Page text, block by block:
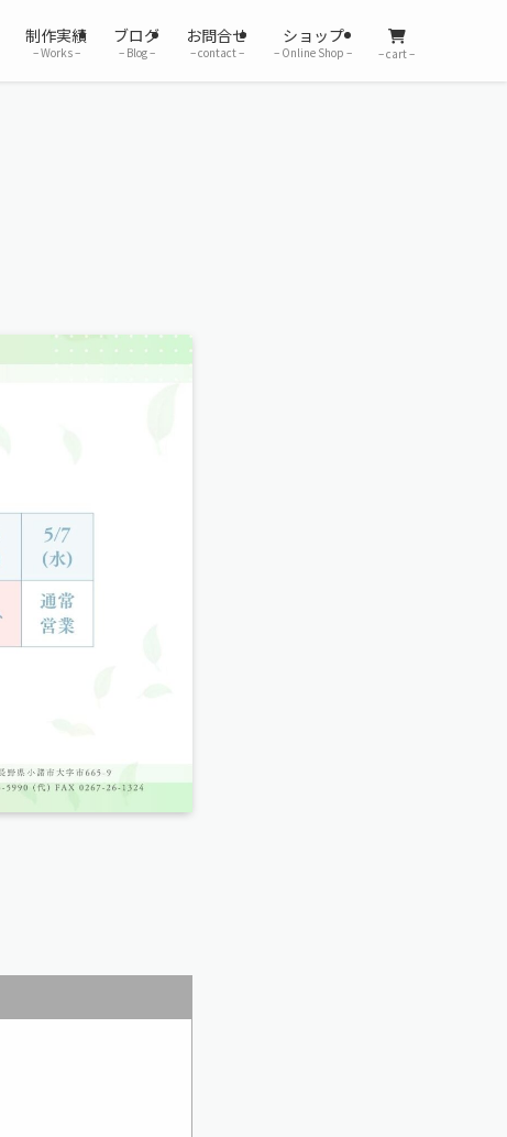
制作実績
– Works –
ブログ
– Blog –
お問合せ
– contact –
ショップ
– Online Shop – – cart –